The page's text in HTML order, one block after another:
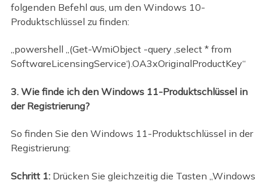
folgenden Befehl aus, um den Windows 10-
Produktschlüssel zu finden:
„powershell „(Get-WmiObject -query ‚select * from
SoftwareLicensingService‘).OA3xOriginalProductKey“
3. Wie finde ich den Windows 11-Produktschlüssel in
der Registrierung?
So finden Sie den Windows 11-Produktschlüssel in der
Registrierung:
Schritt 1:Drücken Sie gleichzeitig die Tasten „Windows